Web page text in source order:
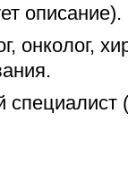
описание).
онколог,